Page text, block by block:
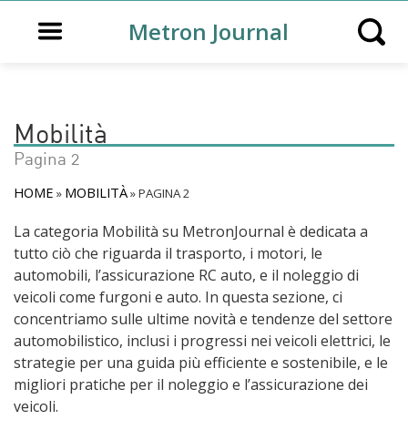
Open main menuMetron Journal Open
Mobilità
Pagina 2
HOME » MOBILITÀ»PAGINA 2
La categoria Mobilità su MetronJournal è dedicata a
tutto ciò che riguarda il trasporto, i motori, le
automobili, l’assicurazione RC auto, e il noleggio di
veicoli come furgoni e auto. In questa sezione, ci
concentriamo sulle ultime novità e tendenze del settore
automobilistico, inclusi i progressi nei veicoli elettrici, le
strategie per una guida più efficiente e sostenibile, e le
migliori pratiche per il noleggio e l’assicurazione dei
veicoli.